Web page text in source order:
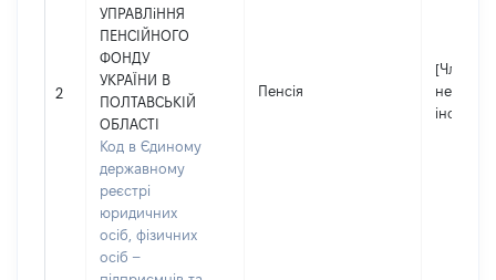
2
УПРАВЛіННЯ
ПЕНСІЙНОГО
ФОНДУ
УКРАЇНИ В
ПОЛТАВСЬКІЙ
ОБЛАСТІ
Код в Єдиному
державному
реєстрі
юридичних
осіб, фізичних
осіб –
Пенсія
[Член
не надав